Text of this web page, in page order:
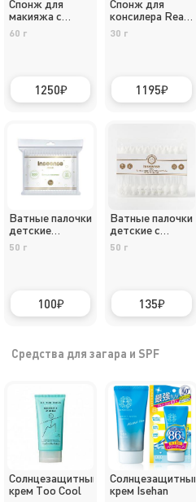
Спонж для
макияжа с
футляром для
хранения Real
Sponge + Case
60 г
1250
Спонж для
консилера Real
Techniques
Miracle
30 г
1195
Ватные палочки
детские
Inseense Gold
50 г
100
Ватные палочки
детские с
ограничителями
Inseense Gold -
50 г
135
Средства для загара и SPF
Солнцезащитный
крем Too Cool
Солнцезащитный
крем Isehan